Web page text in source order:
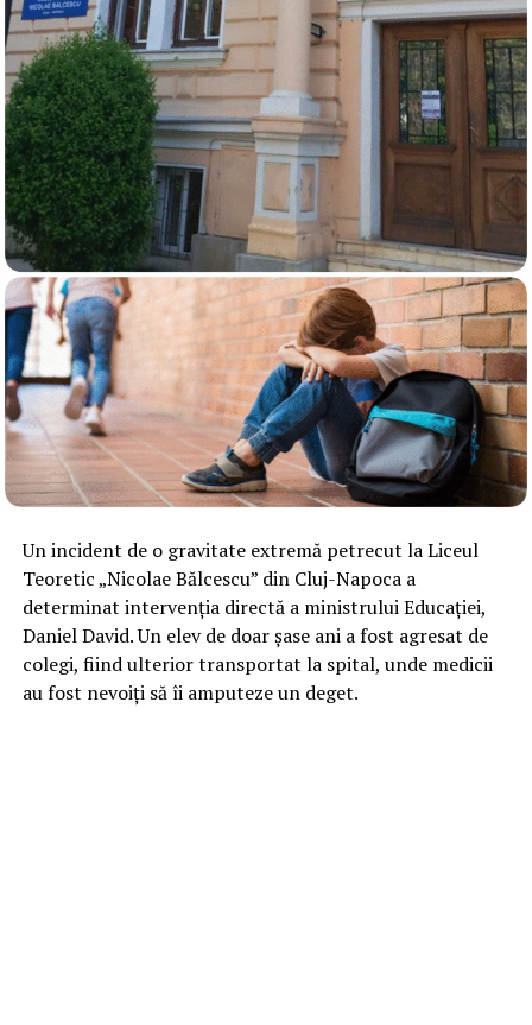
Un incident de o gravitate extremă petrecut la Liceul
Teoretic „Nicolae Bălcescu” din Cluj-Napoca a
determinat intervenția directă a ministrului Educației,
Daniel David. Un elev de doar șase ani a fost agresat de
colegi, fiind ulterior transportat la spital, unde medicii
au fost nevoiți să îi amputeze un deget.